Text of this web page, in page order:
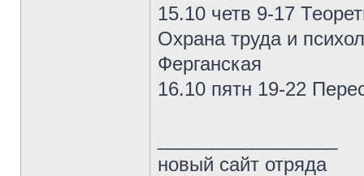
15.10 четв 9-17
Охрана труда и
Ферганская
16.10 пятн 19-22
новый сайт отряда